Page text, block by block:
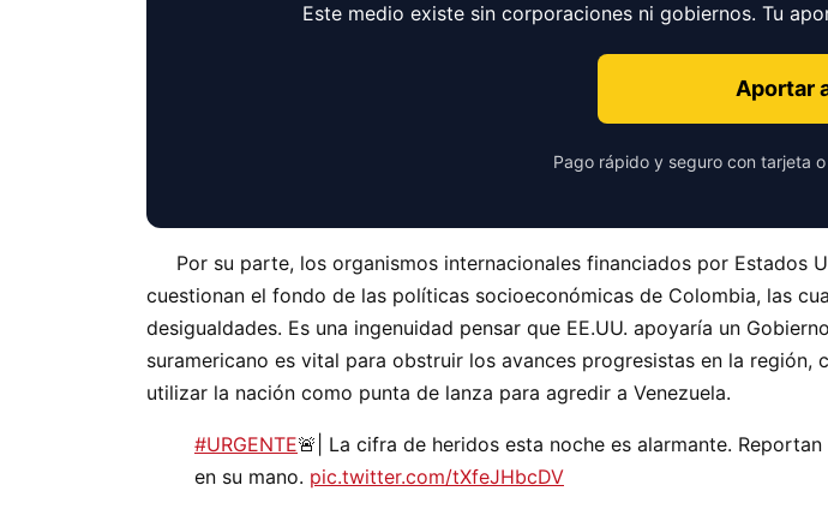
Este medio existe sin corporaciones ni gobiernos. Tu
Aportar
Pago rápido y seguro con tarjeta
Por su parte, los organismos internacionales financiados por Estados
cuestionan el fondo de las políticas socioeconómicas de Colombia, las
desigualdades. Es una ingenuidad pensar que EE.UU. apoyaría un
suramericano es vital para obstruir los avances progresistas en la
utilizar la nación como punta de lanza para agredir a Venezuela.
#URGENTE🚨| La cifra de heridos esta noche es alarmante.
en su mano. pic.twitter.com/tXfeJHbcDV